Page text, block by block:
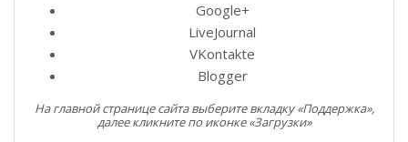
Google+
LiveJournal
VKontakte
Blogger
На главной странице сайта выберите вкладку «Поддержка»,
далее кликните по иконке «Загрузки»